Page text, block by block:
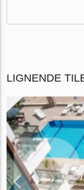
LIGNENDE